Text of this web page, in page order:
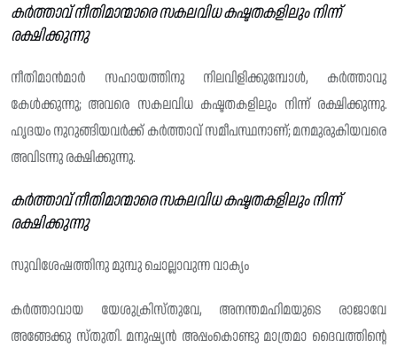
കർത്താവ് നീതിമാന്മാരെ സകലവിധ കഷ്ടതകളിലും നിന്ന്
രക്ഷിക്കുന്നു
നീതിമാൻമാർ സഹായത്തിനു നിലവിളിക്കുമ്പോൾ, കർത്താവു
കേൾക്കുന്നു; അവരെ സകലവിധ കഷ്ടതകളിലും നിന്ന് രക്ഷിക്കുന്നു.
ഹൃദയം നുറുങ്ങിയവർക്ക് കർത്താവ് സമീപസ്ഥനാണ്; മനമുരുകിയവരെ
അവിടന്നു രക്ഷിക്കുന്നു.
കർത്താവ് നീതിമാന്മാരെ സകലവിധ കഷ്ടതകളിലും നിന്ന്
രക്ഷിക്കുന്നു
സുവിശേഷത്തിനു മുമ്പു ചൊല്ലാവുന്ന വാക്യം
കർത്താവായ യേശുക്രിസ്തുവേ, അനന്തമഹിമയുടെ രാജാവേ
അങ്ങേക്കു സ്തുതി. മനുഷ്യൻ അപ്പംകൊണ്ടു മാത്രമാ ദൈവത്തിന്റെ